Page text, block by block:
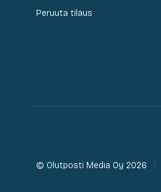
Peruuta tilaus
© Olutposti Media Oy 2026